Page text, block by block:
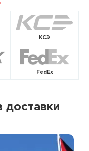
КСЭ
FedEx
доставки